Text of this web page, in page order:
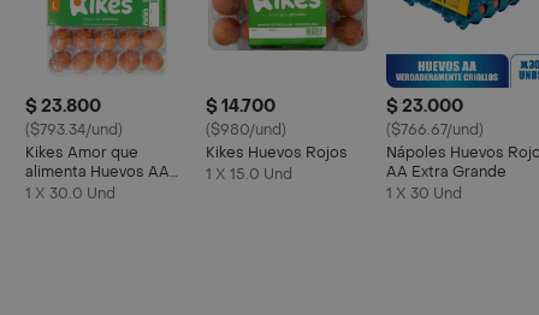
$ 23.800
($793.34/und)
Kikes Amor que
alimenta Huevos AA
Rojos L
1 X 30.0 Und
$ 14.700
($980/und)
Kikes Huevos Rojos
1 X 15.0 Und
$ 23.000
($766.67/und)
Nápoles Huevos
AA Extra Grande
1 X 30 Und